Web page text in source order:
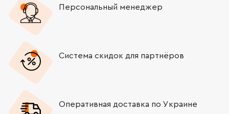
Персональный менеджер
Система скидок для партнёров
Оперативная доставка по Украине